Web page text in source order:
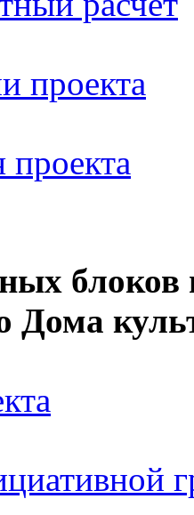
проекта
проекта
блоков
Дома